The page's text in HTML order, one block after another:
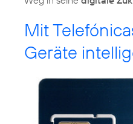
Mit
Geräte